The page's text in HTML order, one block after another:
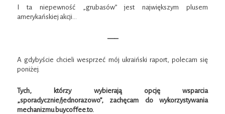
I ta niepewność „grubasów” jest największym plusem
amerykańskiej akcji…
—–
A gdybyście chcieli wesprzeć mój ukraiński raport, polecam się
poniżej.
Tych, którzy wybierają opcję wsparcia
„sporadycznie/jednorazowo”, zachęcam do wykorzystywania
mechanizmu buycoffee.to.